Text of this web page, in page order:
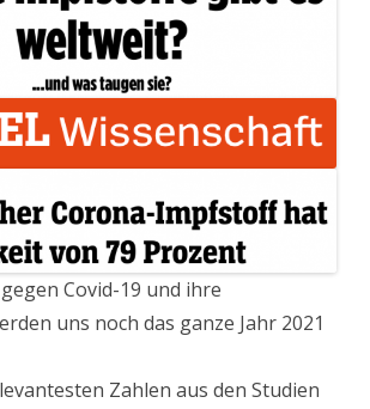
Covid-19 und ihre
uns noch das ganze Jahr 2021
Zahlen aus den Studien